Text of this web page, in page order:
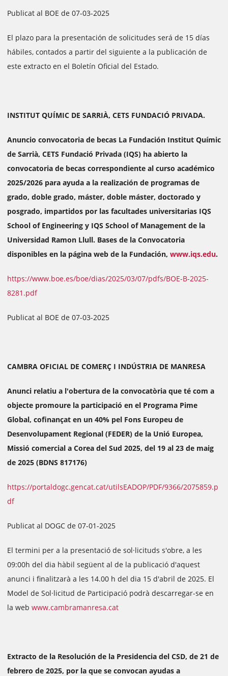
Publicat al BOE de 07-03-2025
El plazo para la presentación de solicitudes será de 15 días
hábiles, contados a partir del siguiente a la publicación de
este extracto en el Boletín Oficial del Estado.
INSTITUT QUÍMIC DE SARRIÀ, CETS FUNDACIÓ PRIVADA.
Anuncio convocatoria de becas La Fundación Institut Químic
de Sarrià, CETS Fundació Privada (IQS) ha abierto la
convocatoria de becas correspondiente al curso académico
2025/2026 para ayuda a la realización de programas de
grado, doble grado, máster, doble máster, doctorado y
posgrado, impartidos por las facultades universitarias IQS
School of Engineering y IQS School of Management de la
Universidad Ramon Llull. Bases de la Convocatoria
disponibles en la página web de la Fundación, www.iqs.edu.
https://www.boe.es/boe/dias/2025/03/07/pdfs/BOE-B-2025-
8281.pdf
Publicat al BOE de 07-03-2025
CAMBRA OFICIAL DE COMERÇ I INDÚSTRIA DE MANRESA
Anunci relatiu a l'obertura de la convocatòria que té com a
objecte promoure la participació en el Programa Pime
Global, cofinançat en un 40% pel Fons Europeu de
Desenvolupament Regional (FEDER) de la Unió Europea,
Missió comercial a Corea del Sud 2025, del 19 al 23 de maig
de 2025 (BDNS 817176)
https://portaldogc.gencat.cat/utilsEADOP/PDF/9366/2075859.p
df
Publicat al DOGC de 07-01-2025
El termini per a la presentació de sol·licituds s'obre, a les
09:00h del dia hàbil següent al de la publicació d'aquest
anunci i finalitzarà a les 14.00 h del dia 15 d'abril de 2025. El
Model de Sol·licitud de Participació podrà descarregar-se en
la web www.cambramanresa.cat
Extracto de la Resolución de la Presidencia del CSD, de 21 de
febrero de 2025, por la que se convocan ayudas a